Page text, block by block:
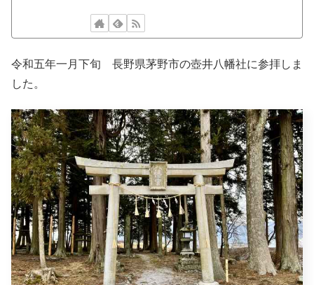
令和五年一月下旬 長野県茅野市の壺井八幡社に参拝しま
した。